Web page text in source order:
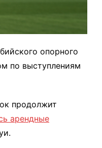
опорного
по выступлениям
продолжит
арендные